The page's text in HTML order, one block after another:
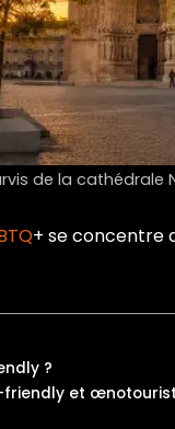
de la cathédrale
+ se concentre
?
friendly et